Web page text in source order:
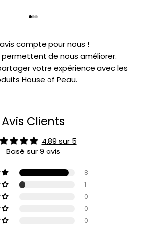
compte pour nous !
permettent de nous améliorer.
votre expérience avec les
House of Peau.
Avis Clients
4.89 sur 5
Basé sur 9 avis
8
1
0
0
0